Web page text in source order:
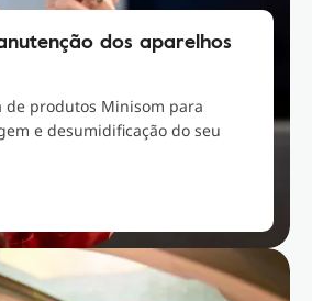
dos aparelhos
de produtos Minisom para
e desumidificação do seu